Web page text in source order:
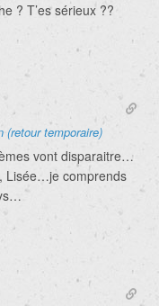
? T’es sérieux ??
(retour temporaire)
vont disparaitre…
Lisée…je comprends